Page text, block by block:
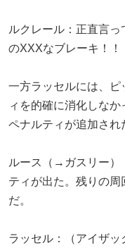
ルクレール：正直言
のXXXなブレーキ！！
一方ラッセルには、
ィを的確に消化しな
ペナルティが追加され
ルース（→ガスリー）
ティが出た。残りの
だ。
ラッセル：（アイザ